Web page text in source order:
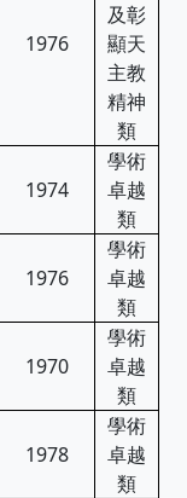
1976
及彰
顯天
主教
精神
類
1974
學術
卓越
類
1976
學術
卓越
類
1970
學術
卓越
類
1978
學術
卓越
類